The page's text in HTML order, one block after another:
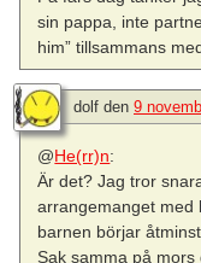
sin pappa, inte
him” tillsammans
dolf den 9
@He(rr)n:
Är det? Jag tror
arrangemanget med
barnen börjar
Sak samma på